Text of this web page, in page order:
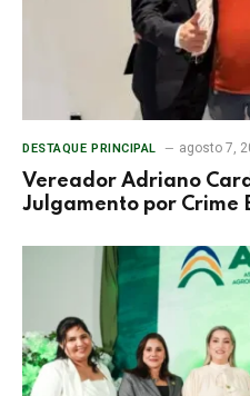
DESTAQUE PRINCIPAL agosto 7,
Vereador Adriano
Julgamento por Crime